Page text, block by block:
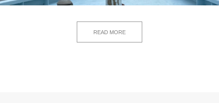
READ MORE